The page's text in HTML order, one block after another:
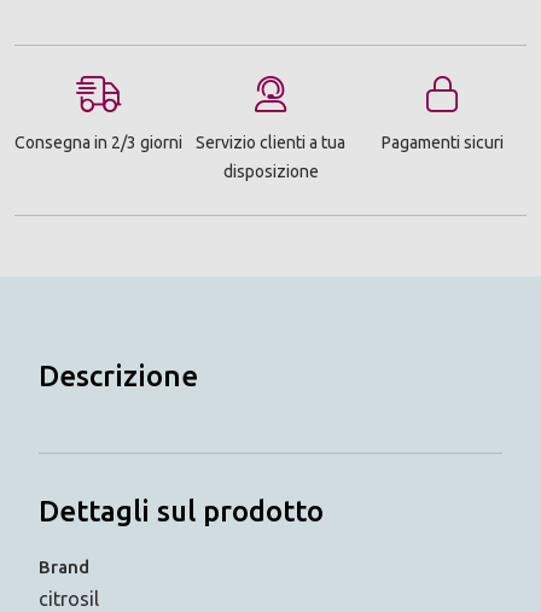
Consegna in 2/3 giorni
Servizio clienti a tua
disposizione
Pagamenti sicuri
Descrizione
Dettagli sul prodotto
Brand
citrosil